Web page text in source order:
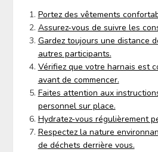
Portez des vêtements
Assurez-vous de suivre les
Gardez toujours une distance
autres participants.
Vérifiez que votre harnais est
avant de commencer.
Faites attention aux
personnel sur place.
Hydratez-vous régulièrement
Respectez la nature
de déchets derrière vous.